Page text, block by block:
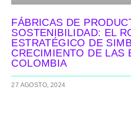
FÁBRICAS DE
SOSTENIBILIDAD: EL
ESTRATÉGICO DE
CRECIMIENTO DE LAS
COLOMBIA
27 AGOSTO, 2024